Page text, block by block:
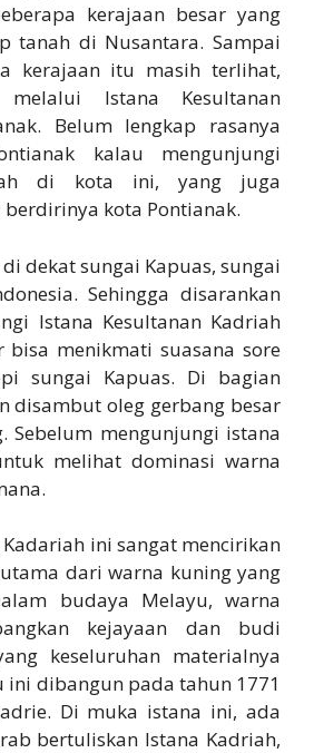
kerajaan besar yang
tanah di Nusantara. Sampai
kerajaan itu masih terlihat,
Istana Kesultanan
Belum lengkap rasanya
kalau mengunjungi
di kota ini, yang juga
kota Pontianak.
dekat sungai Kapuas, sungai
Sehingga disarankan
Istana Kesultanan Kadriah
menikmati suasana sore
sungai Kapuas. Di bagian
disambut oleg gerbang besar
Sebelum mengunjungi istana
melihat dominasi warna
ini sangat mencirikan
dari warna kuning yang
budaya Melayu, warna
kejayaan dan budi
keseluruhan materialnya
dibangun pada tahun 1771
Di muka istana ini, ada
bertuliskan Istana Kadriah,